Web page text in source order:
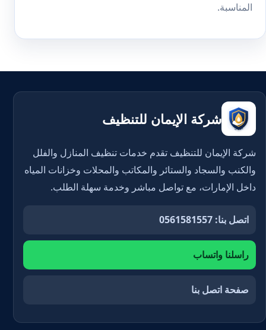
المناسبة.
شركة الإيمان للتنظيف
شركة الإيمان للتنظيف تقدم خدمات تنظيف المنازل والفلل
والكنب والسجاد والستائر والمكاتب والمحلات وخزانات المياه
داخل الإمارات، مع تواصل مباشر وخدمة سهلة الطلب.
اتصل بنا: 0561581557
راسلنا واتساب
صفحة اتصل بنا